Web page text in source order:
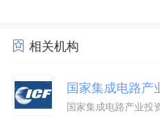
相关机构
国家集成电路产
国家集成电路产业投